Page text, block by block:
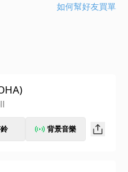
如何幫好友買單
背景音樂